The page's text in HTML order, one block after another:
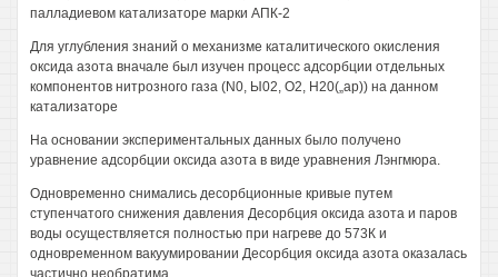
палладиевом катализаторе марки АПК-2
Для углубления знаний о механизме каталитического окисления
оксида азота вначале был изучен процесс адсорбции отдельных
компонентов нитрозного газа (N0, Ы02, О2, Н20(„ар)) на данном
катализаторе
На основании экспериментальных данных было получено
уравнение адсорбции оксида азота в виде уравнения Лэнгмюра.
Одновременно снимались десорбционные кривые путем
ступенчатого снижения давления Десорбция оксида азота и паров
воды осуществляется полностью при нагреве до 573К и
одновременном вакуумировании Десорбция оксида азота оказалась
частично необратима.